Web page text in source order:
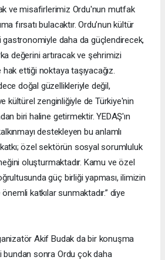
ve misafirlerimiz Ordu'nun mutfak
fırsatı bulacaktır. Ordu’nun kültür
daha da güçlendirecek,
değerini artıracak ve şehrimizi
ettiği noktaya taşıyacağız.
doğal güzellikleriyle değil,
kültürel zenginliğiyle de Türkiye'nin
biri haline getirmektir. YEDAŞ'ın
destekleyen bu anlamlı
özel sektörün sosyal sorumluluk
oluşturmaktadır. Kamu ve özel
güç birliği yapması, ilimizin
katkılar sunmaktadır.” diye
Akif Budak da bir konuşma
bundan sonra Ordu çok daha